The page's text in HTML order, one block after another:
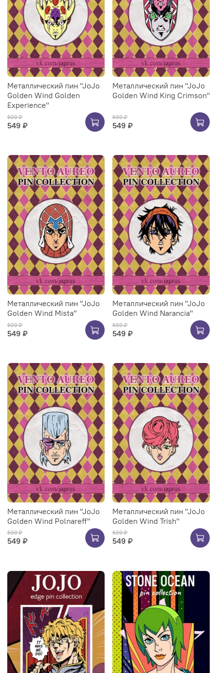
Металлический пин "JoJo
Golden Wind Golden
Experience"
600 ₽
549 ₽
Металлический пин "JoJo
Golden Wind King Crimson"
600 ₽
549 ₽
Металлический пин "JoJo
Golden Wind Mista"
600 ₽
549 ₽
Металлический пин "JoJo
Golden Wind Narancia"
600 ₽
549 ₽
Металлический пин "JoJo
Golden Wind Polnareff"
600 ₽
549 ₽
Металлический пин "JoJo
Golden Wind Trish"
600 ₽
549 ₽